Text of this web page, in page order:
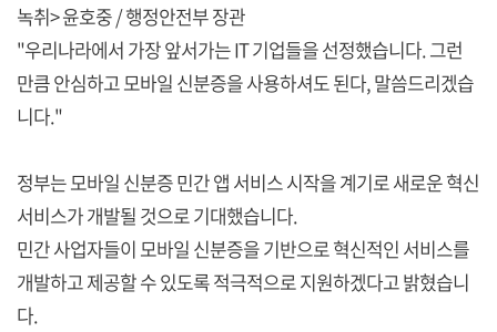
녹취> 윤호중 / 행정안전부 장관
"우리나라에서 가장 앞서가는 IT 기업들을 선정했습니다. 그런
만큼 안심하고 모바일 신분증을 사용하셔도 된다, 말씀드리겠습
니다."
정부는 모바일 신분증 민간 앱 서비스 시작을 계기로 새로운 혁신
서비스가 개발될 것으로 기대했습니다.
민간 사업자들이 모바일 신분증을 기반으로 혁신적인 서비스를
개발하고 제공할 수 있도록 적극적으로 지원하겠다고 밝혔습니
다.